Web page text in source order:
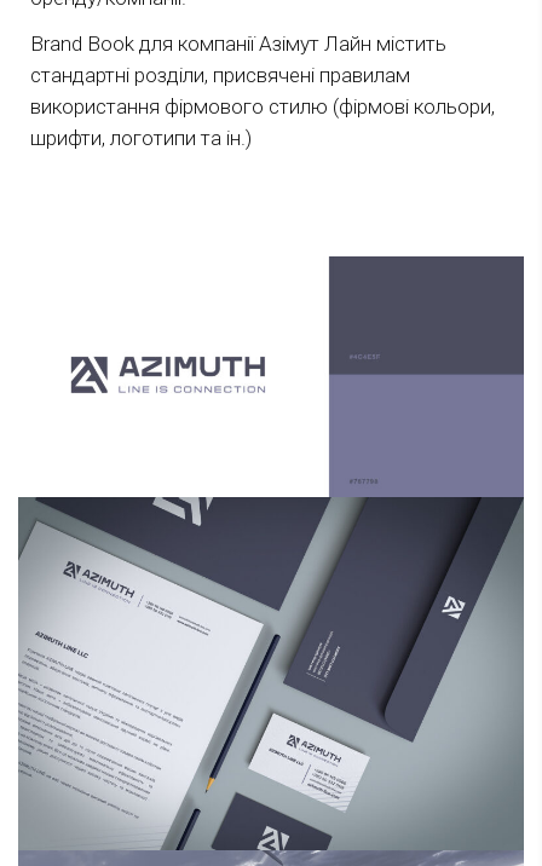
Brand Book для компанії Азімут Лайн містить
стандартні розділи, присвячені правилам
використання фірмового стилю (фірмові кольори,
шрифти, логотипи та ін.)